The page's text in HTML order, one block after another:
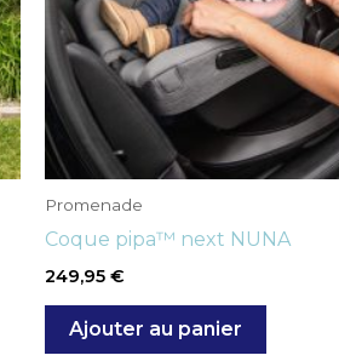
Promenade
Coque pipa™ next NUNA
249,95€
Ajouter au panier